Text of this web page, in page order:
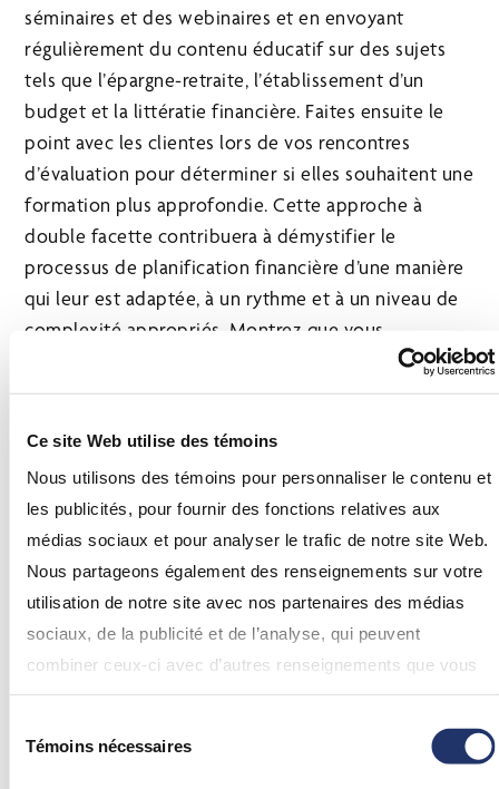
Ce site Web utilise des témoins
Nous utilisons des témoins pour personnaliser le contenu et
les publicités, pour fournir des fonctions relatives aux
médias sociaux et pour analyser le trafic de notre site Web.
Nous partageons également des renseignements sur votre
utilisation de notre site avec nos partenaires des médias
sociaux, de la publicité et de l’analyse, qui peuvent
combiner ceux-ci avec d’autres renseignements que vous
leur avez fournis ou qu’ils ont collectés lors de votre
utilisation de leurs services. En continuant d’utiliser notre
site Web, vous consentez à l’utilisation de nos
Témoins nécessaires
séminaires et des webinaires et en envoyant
régulièrement du contenu éducatif sur des sujets
tels que l’épargne-retraite, l’établissement d’un
budget et la littératie financière. Faites ensuite le
point avec les clientes lors de vos rencontres
d’évaluation pour déterminer si elles souhaitent une
formation plus approfondie. Cette approche à
double facette contribuera à démystifier le
processus de planification financière d’une manière
qui leur est adaptée, à un rythme et à un niveau de
complexité appropriés. Montrez que vous
comprenez leur point de vue et leur étape de vie en
vous concentrant sur des sujets couramment
maternité, la gestion d’une succession ou la
transmission de la littératie financière aux enfants.
Simplifier les concepts complexes :
Comme nous
l’avons vu précédemment, les femmes ont tendance
à apprécier les explications claires et sans jargon sur
des sujets complexes. L’utilisation d’outils visuels
tels que des tableaux ou des graphiques pour
comment les décisions prises aujourd'hui peuvent